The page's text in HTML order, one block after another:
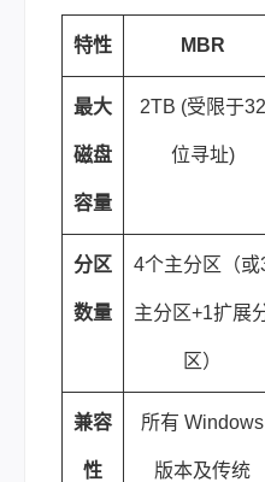
特性 MBR
最大
磁盘
容量
2TB (受限于32
位寻址)
分区
数量
4个主分区（或
主分区+1扩展
区）
兼容
性
所有 Windows
版本及传统